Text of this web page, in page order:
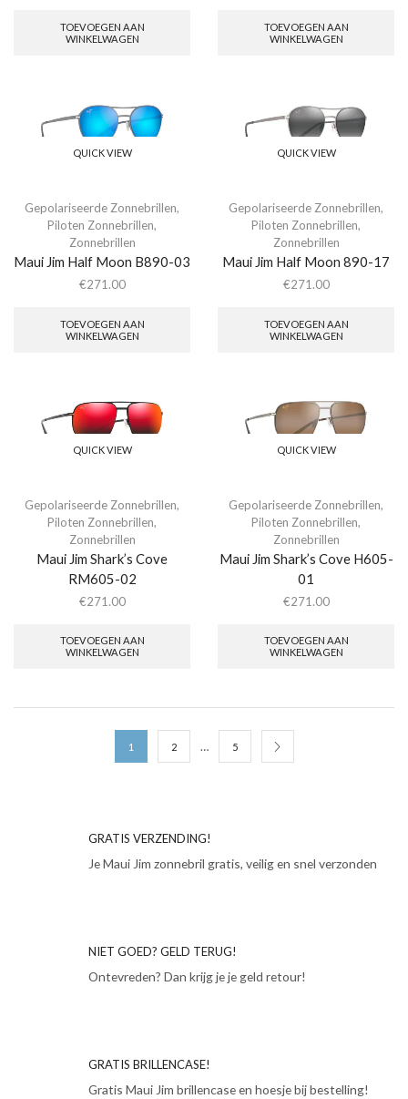
TOEVOEGEN AAN
WINKELWAGEN
TOEVOEGEN AAN
WINKELWAGEN
QUICK VIEW
Gepolariseerde Zonnebrillen,
Piloten Zonnebrillen,
Zonnebrillen
Maui Jim Half Moon B890-03
€271.00
TOEVOEGEN AAN
WINKELWAGEN
QUICK VIEW
Gepolariseerde Zonnebrillen,
Piloten Zonnebrillen,
Zonnebrillen
Maui Jim Half Moon 890-17
€271.00
TOEVOEGEN AAN
WINKELWAGEN
QUICK VIEW
Gepolariseerde Zonnebrillen,
Piloten Zonnebrillen,
Zonnebrillen
Maui Jim Shark’s Cove
RM605-02
€271.00
TOEVOEGEN AAN
WINKELWAGEN
QUICK VIEW
Gepolariseerde Zonnebrillen,
Piloten Zonnebrillen,
Zonnebrillen
Maui Jim Shark’s Cove H605-
01
€271.00
TOEVOEGEN AAN
WINKELWAGEN
1 2 … 5
GRATIS VERZENDING!
Je Maui Jim zonnebril gratis, veilig en snel verzonden
NIET GOED? GELD TERUG!
Ontevreden? Dan krijg je je geld retour!
GRATIS BRILLENCASE!
Gratis Maui Jim brillencase en hoesje bij bestelling!